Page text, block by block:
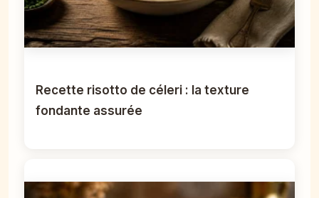
Recette risotto de céleri : la texture
fondante assurée